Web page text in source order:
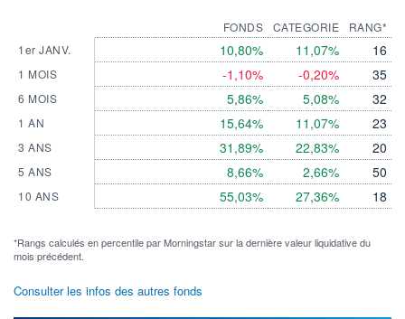
1er JANV.
1 MOIS
6 MOIS
1 AN
3 ANS
5 ANS
10 ANS
FONDS
10,80%
-1,10%
5,86%
15,64%
31,89%
8,66%
55,03%
CATEGORIE
11,07%
-0,20%
5,08%
11,07%
22,83%
2,66%
27,36%
RANG*
16
35
32
23
20
50
18
*Rangs calculés en percentile par Morningstar sur la dernière valeur liquidative du
mois précédent.
Consulter les infos des autres fonds